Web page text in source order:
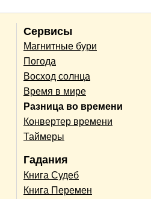
Сервисы
Магнитные бури
Погода
Восход солнца
Время в мире
Разница во времени
Конвертер времени
Таймеры
Гадания
Книга Судеб
Книга Перемен